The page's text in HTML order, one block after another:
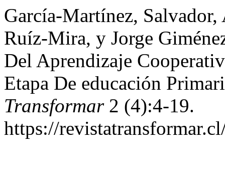
García-Martínez,
Ruíz-Mira, y Jorge
Del Aprendizaje
Etapa De educación
Transformar2 (4):4-19.
https://